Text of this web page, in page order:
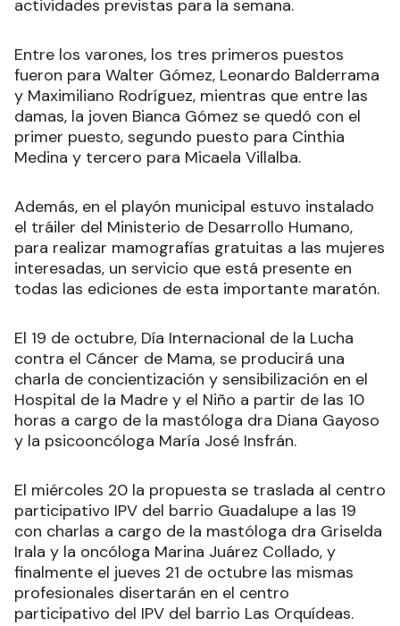
actividades previstas para la semana.
Entre los varones, los tres primeros puestos
fueron para Walter Gómez, Leonardo Balderrama
y Maximiliano Rodríguez, mientras que entre las
damas, la joven Bianca Gómez se quedó con el
primer puesto, segundo puesto para Cinthia
Medina y tercero para Micaela Villalba.
Además, en el playón municipal estuvo instalado
el tráiler del Ministerio de Desarrollo Humano,
para realizar mamografías gratuitas a las mujeres
interesadas, un servicio que está presente en
todas las ediciones de esta importante maratón.
El 19 de octubre, Día Internacional de la Lucha
contra el Cáncer de Mama, se producirá una
charla de concientización y sensibilización en el
Hospital de la Madre y el Niño a partir de las 10
horas a cargo de la mastóloga dra Diana Gayoso
y la psicooncóloga María José Insfrán.
El miércoles 20 la propuesta se traslada al centro
participativo IPV del barrio Guadalupe a las 19
con charlas a cargo de la mastóloga dra Griselda
Irala y la oncóloga Marina Juárez Collado, y
finalmente el jueves 21 de octubre las mismas
profesionales disertarán en el centro
participativo del IPV del barrio Las Orquídeas.